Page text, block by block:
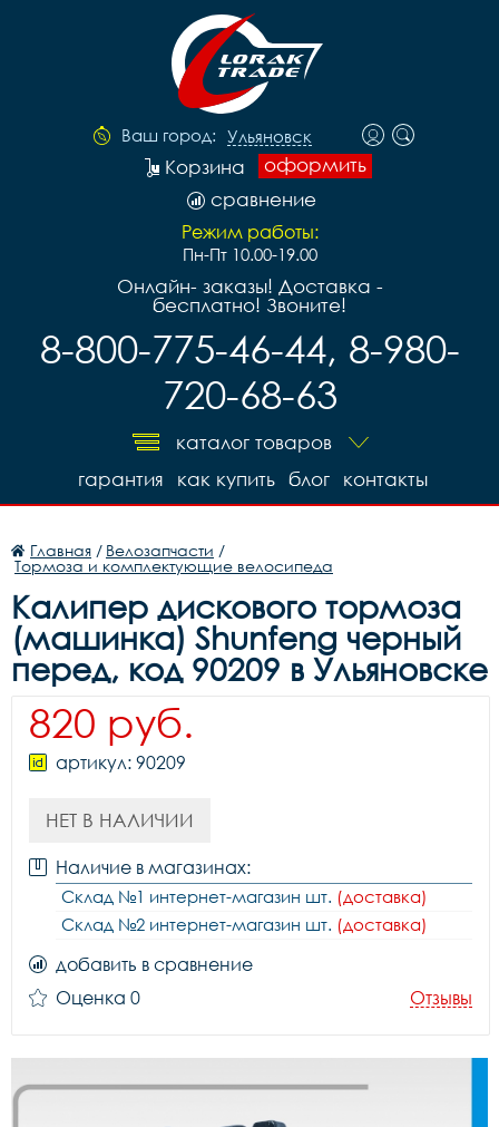
Ваш город: Ульяновск
оформить
Корзина
сравнение
Режим работы:
Пн-Пт 10.00-19.00
Онлайн- заказы! Доставка -
бесплатно! Звоните!
8-800-775-46-44, 8-980-
720-68-63
каталог товаров
контакты
блог
как купить
гарантия
Главная / Велозапчасти /
Тормоза и комплектующие велосипеда
Калипер дискового тормоза
(машинка) Shunfeng черный
перед, код 90209 в Ульяновске
820 руб.
артикул: 90209
НЕТ В НАЛИЧИИ
Наличие в магазинах:
Склад №1 интернет-магазин шт. (доставка)
Склад №2 интернет-магазин шт. (доставка)
добавить в сравнение
Оценка 0
Отзывы